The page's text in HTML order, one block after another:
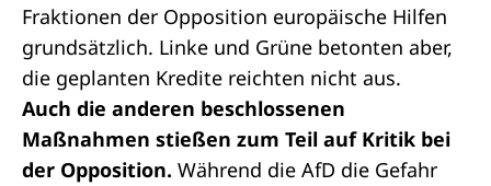
Fraktionen der Opposition europäische Hilfen
grundsätzlich. Linke und Grüne betonten aber,
die geplanten Kredite reichten nicht aus.
Auch die anderen beschlossenen
Maßnahmen stießen zum Teil auf Kritik bei
der Opposition. Während die AfD die Gefahr